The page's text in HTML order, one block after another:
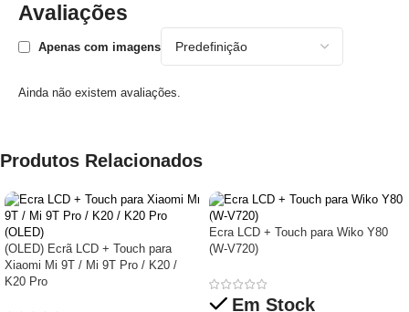
Avaliações
Apenas com imagens
Ainda não existem avaliações.
Produtos Relacionados
(OLED) Ecrã LCD + Touch para
Xiaomi Mi 9T / Mi 9T Pro / K20 /
K20 Pro
Ecra LCD + Touch para Wiko Y80
(W-V720)
Em Stock